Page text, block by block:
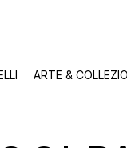
ARTE &